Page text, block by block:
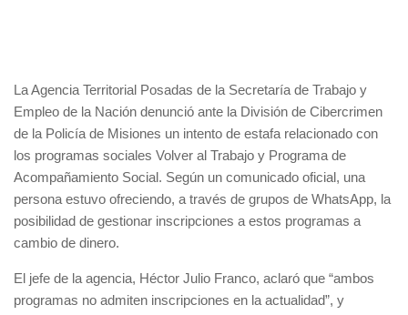
La Agencia Territorial Posadas de la Secretaría de Trabajo y
Empleo de la Nación denunció ante la División de Cibercrimen
de la Policía de Misiones un intento de estafa relacionado con
los programas sociales Volver al Trabajo y Programa de
Acompañamiento Social. Según un comunicado oficial, una
persona estuvo ofreciendo, a través de grupos de WhatsApp, la
posibilidad de gestionar inscripciones a estos programas a
cambio de dinero.
El jefe de la agencia, Héctor Julio Franco, aclaró que “ambos
programas no admiten inscripciones en la actualidad”, y